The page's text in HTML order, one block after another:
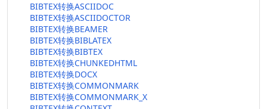
BIBTEX转换ASCIIDOC
BIBTEX转换ASCIIDOCTOR
BIBTEX转换BEAMER
BIBTEX转换BIBLATEX
BIBTEX转换BIBTEX
BIBTEX转换CHUNKEDHTML
BIBTEX转换DOCX
BIBTEX转换COMMONMARK
BIBTEX转换COMMONMARK_X